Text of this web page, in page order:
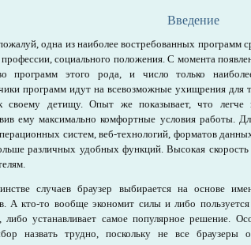
Введение
одна из наиболее востребованных программ
профессии, социального положения. С момента
программ этого рода, и число только
программ идут на всевозможные ухищрения для
своему детищу. Опыт же показывает, что легче
ему максимально комфортные условия работы.
систем, веб-технологий, форматов
различных удобных функций. Высокая скорость
случаев браузер выбирается на основе
А кто-то вообще экономит силы и либо
либо устанавливает самое популярное решение.
назвать трудно, поскольку не все браузеры